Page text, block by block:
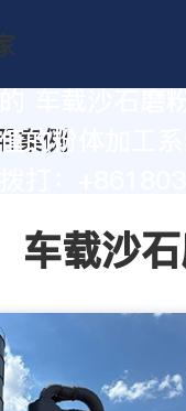
的粉体加工
车载沙